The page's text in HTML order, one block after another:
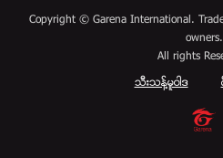
Copyright © Garena International.
owners.
All rights
သီးသန္႔မူဝါဒ